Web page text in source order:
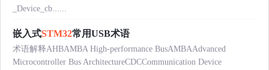
_Device_cb......
嵌入式STM32常用USB术语
术语解释AHBAMBA High-performance BusAMBAAdvanced
Microcontroller Bus ArchitectureCDCCommunication Device